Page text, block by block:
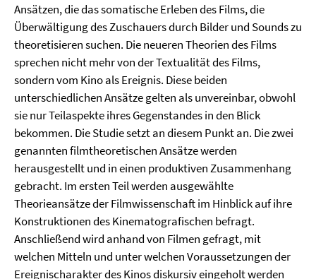
Ansätzen, die das somatische Erleben des Films, die
Überwältigung des Zuschauers durch Bilder und Sounds zu
theoretisieren suchen. Die neueren Theorien des Films
sprechen nicht mehr von der Textualität des Films,
sondern vom Kino als Ereignis. Diese beiden
unterschiedlichen Ansätze gelten als unvereinbar, obwohl
sie nur Teilaspekte ihres Gegenstandes in den Blick
bekommen. Die Studie setzt an diesem Punkt an. Die zwei
genannten filmtheoretischen Ansätze werden
herausgestellt und in einen produktiven Zusammenhang
gebracht. Im ersten Teil werden ausgewählte
Theorieansätze der Filmwissenschaft im Hinblick auf ihre
Konstruktionen des Kinematografischen befragt.
Anschließend wird anhand von Filmen gefragt, mit
welchen Mitteln und unter welchen Voraussetzungen der
Ereignischarakter des Kinos diskursiv eingeholt werden